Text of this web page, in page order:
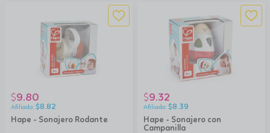
Hape - Sonajero Rodante
$9.80
$8.82
Hape - Sonajero con
Campanilla
$9.32
$8.39